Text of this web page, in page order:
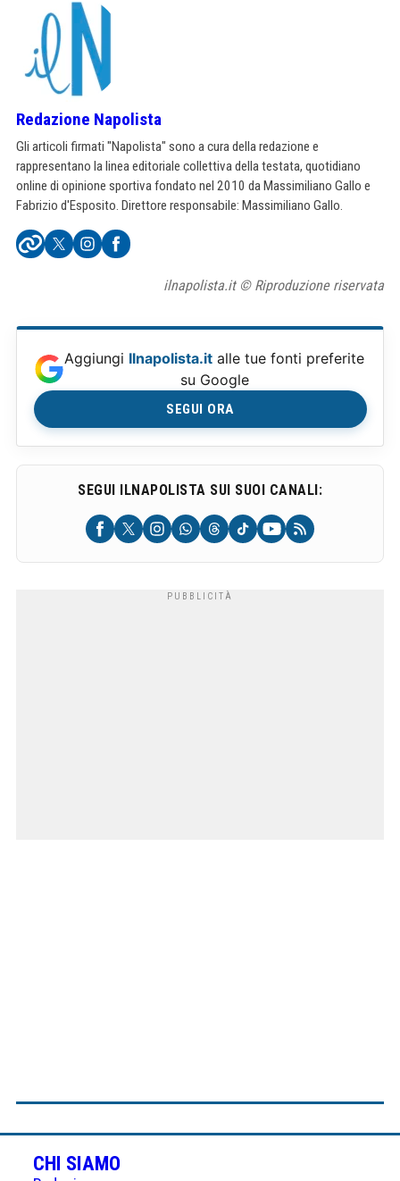
Redazione Napolista
Gli articoli firmati "Napolista" sono a cura della redazione e
rappresentano la linea editoriale collettiva della testata, quotidiano
online di opinione sportiva fondato nel 2010 da Massimiliano Gallo e
Fabrizio d'Esposito. Direttore responsabile: Massimiliano Gallo.
ilnapolista.it © Riproduzione riservata
Aggiungi Ilnapolista.it alle tue fonti preferite
su Google
SEGUI ORA
SEGUI ILNAPOLISTA SUI SUOI CANALI:
CHI SIAMO